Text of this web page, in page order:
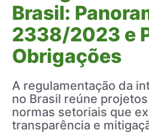
Brasil:
2338/2023 e
Obrigações
A regulamentação da
no Brasil reúne
normas setoriais que
transparência e